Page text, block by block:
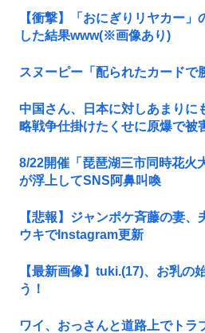
【衝撃】「おにぎりリヤカー
した結果www(※画像あり)
スヌーピー「配られたカードで
中国さん、日本に対しあまりに
略戦争仕掛けたくせに原爆で被
8/22開催「琵琶湖三市同時花火
が浮上してSNS阿鼻叫喚
【悲報】ジャンポケ斉藤の妻
ウキでInstagram更新
【最新画像】tuki.(17)、お乳の
う！
ワイ、おっさんと道路上でトラ